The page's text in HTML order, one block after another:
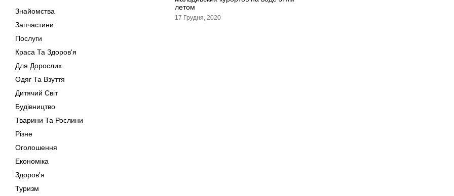
Знайомства
Запчастини
Послуги
Краса Та Здоров'я
Для Дорослих
Одяг Та Взуття
Дитячий Світ
Будівництво
Тварини Та Рослини
Різне
Оголошення
Економіка
Здоров'я
Туризм
летом
17 Грудня, 2020